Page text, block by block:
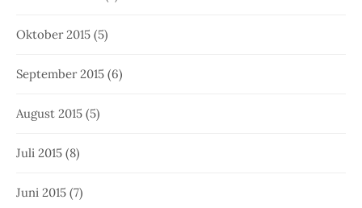
Oktober 2015 (5)
September 2015 (6)
August 2015 (5)
Juli 2015 (8)
Juni 2015 (7)